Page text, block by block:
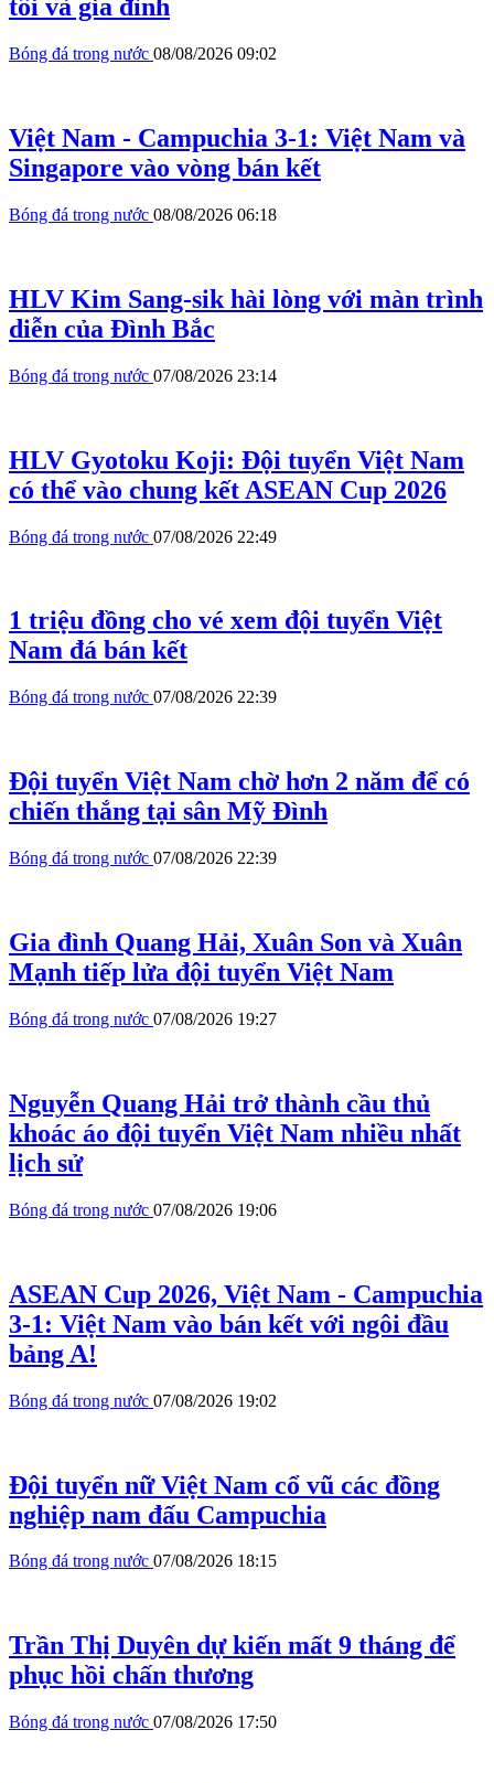
tôi và gia đình
Bóng đá trong nước 08/08/2026 09:02
Việt Nam - Campuchia 3-1: Việt Nam và
Singapore vào vòng bán kết
Bóng đá trong nước 08/08/2026 06:18
HLV Kim Sang-sik hài lòng với màn trình
diễn của Đình Bắc
Bóng đá trong nước 07/08/2026 23:14
HLV Gyotoku Koji: Đội tuyển Việt Nam
có thể vào chung kết ASEAN Cup 2026
Bóng đá trong nước 07/08/2026 22:49
1 triệu đồng cho vé xem đội tuyển Việt
Nam đá bán kết
Bóng đá trong nước 07/08/2026 22:39
Đội tuyển Việt Nam chờ hơn 2 năm để có
chiến thắng tại sân Mỹ Đình
Bóng đá trong nước 07/08/2026 22:39
Gia đình Quang Hải, Xuân Son và Xuân
Mạnh tiếp lửa đội tuyển Việt Nam
Bóng đá trong nước 07/08/2026 19:27
Nguyễn Quang Hải trở thành cầu thủ
khoác áo đội tuyển Việt Nam nhiều nhất
lịch sử
Bóng đá trong nước 07/08/2026 19:06
ASEAN Cup 2026, Việt Nam - Campuchia
3-1: Việt Nam vào bán kết với ngôi đầu
bảng A!
Bóng đá trong nước 07/08/2026 19:02
Đội tuyển nữ Việt Nam cổ vũ các đồng
nghiệp nam đấu Campuchia
Bóng đá trong nước 07/08/2026 18:15
Trần Thị Duyên dự kiến mất 9 tháng để
phục hồi chấn thương
Bóng đá trong nước 07/08/2026 17:50